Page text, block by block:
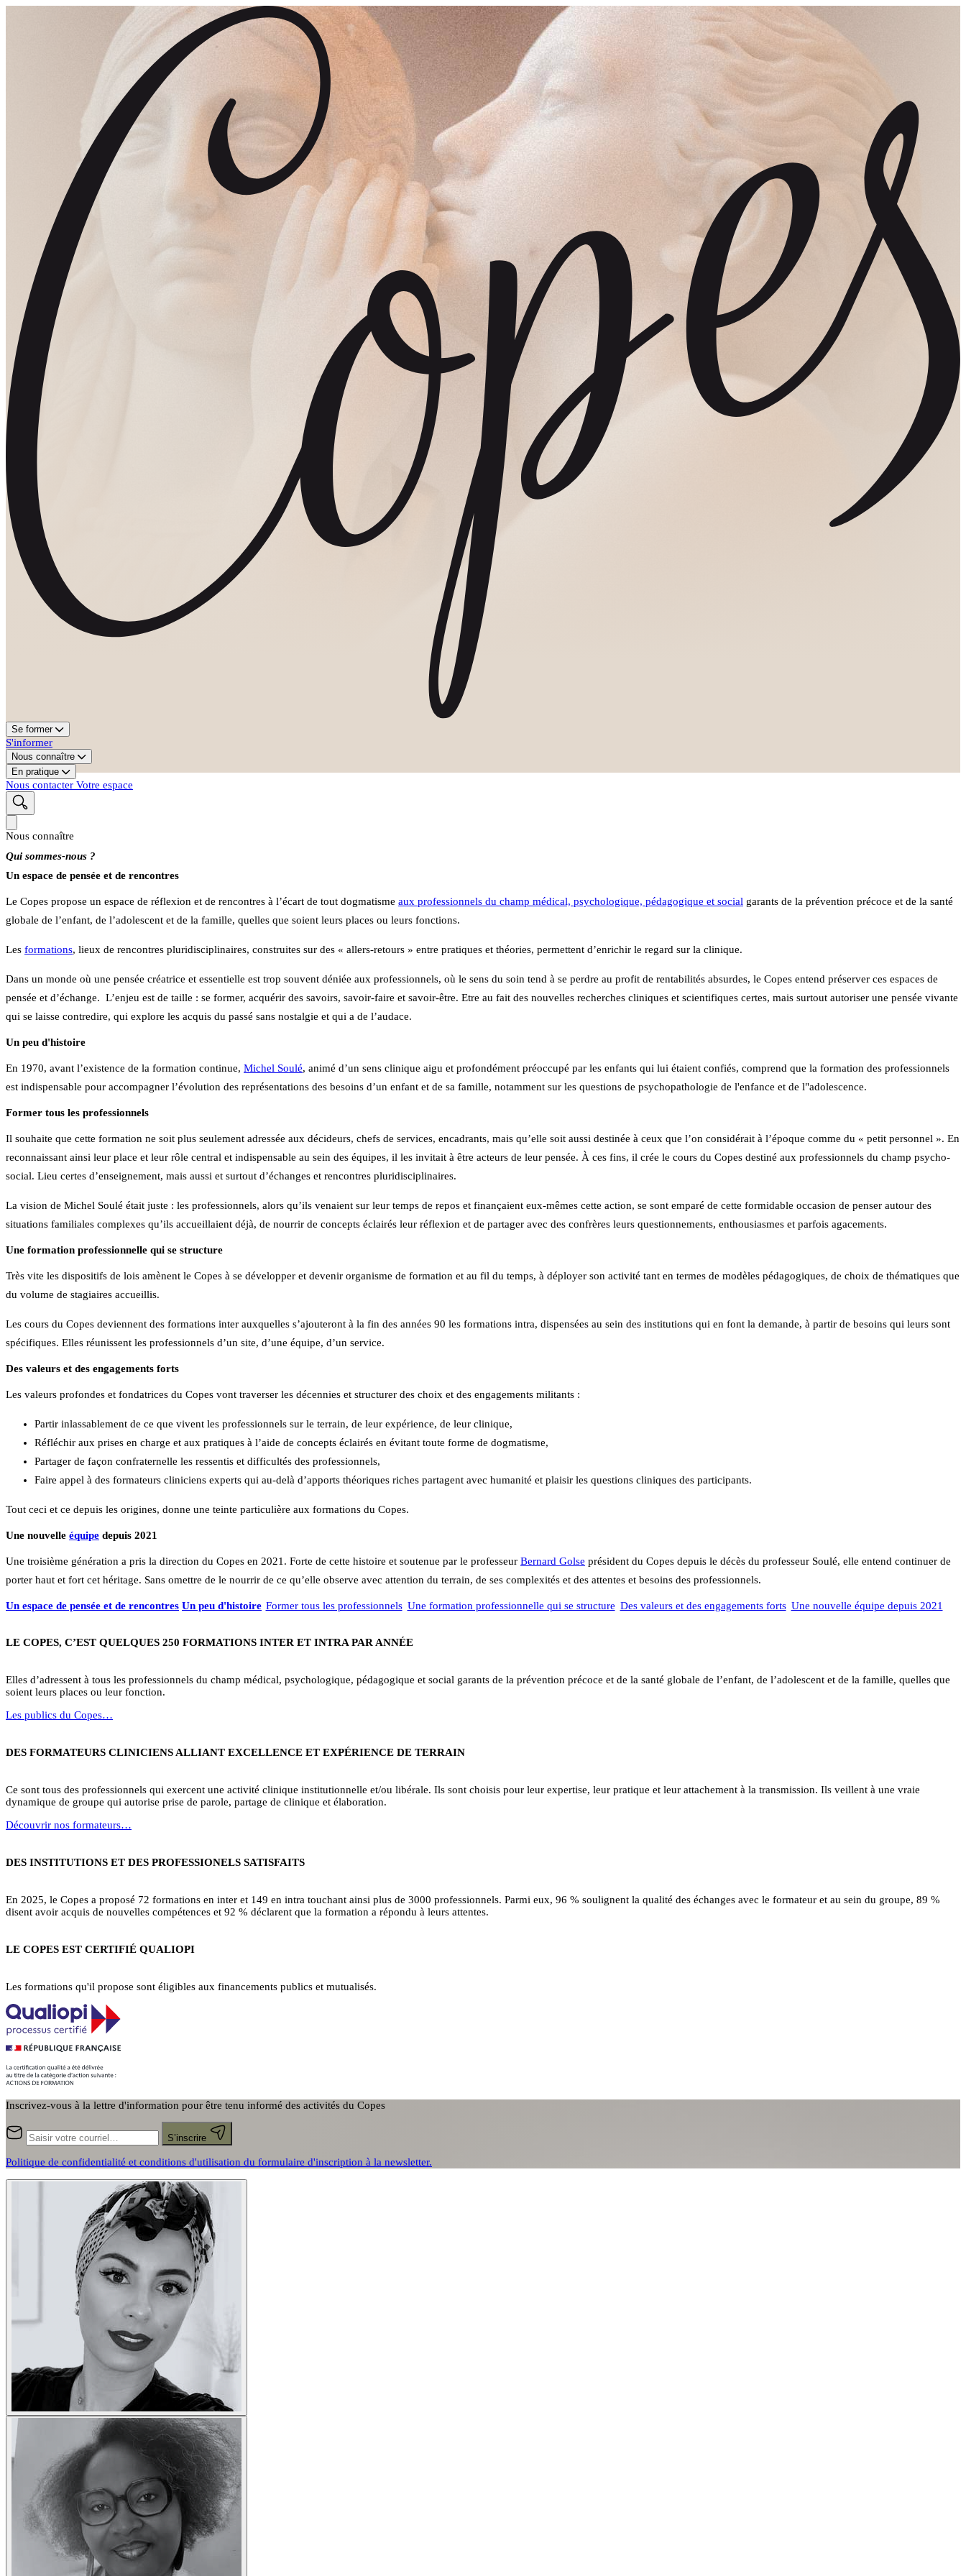
Se former
S'informer
Nous connaître
En pratique
Nous contacter Votre espace
Nous connaître
Qui sommes-nous ?
Un espace de pensée et de rencontres
Le Copes propose un espace de réflexion et de rencontres à l’écart de tout dogmatisme aux professionnels du champ médical, psychologique, pédagogique et social garants de la prévention précoce et de la santé
globale de l’enfant, de l’adolescent et de la famille, quelles que soient leurs places ou leurs fonctions.
Les formations, lieux de rencontres pluridisciplinaires, construites sur des « allers-retours » entre pratiques et théories, permettent d’enrichir le regard sur la clinique.
Dans un monde où une pensée créatrice et essentielle est trop souvent déniée aux professionnels, où le sens du soin tend à se perdre au profit de rentabilités absurdes, le Copes entend préserver ces espaces de
pensée et d’échange. L’enjeu est de taille : se former, acquérir des savoirs, savoir-faire et savoir-être. Etre au fait des nouvelles recherches cliniques et scientifiques certes, mais surtout autoriser une pensée vivante
qui se laisse contredire, qui explore les acquis du passé sans nostalgie et qui a de l’audace.
Un peu d'histoire
En 1970, avant l’existence de la formation continue, Michel Soulé, animé d’un sens clinique aigu et profondément préoccupé par les enfants qui lui étaient confiés, comprend que la formation des professionnels
est indispensable pour accompagner l’évolution des représentations des besoins d’un enfant et de sa famille, notamment sur les questions de psychopathologie de l'enfance et de l"adolescence.
Former tous les professionnels
Il souhaite que cette formation ne soit plus seulement adressée aux décideurs, chefs de services, encadrants, mais qu’elle soit aussi destinée à ceux que l’on considérait à l’époque comme du « petit personnel ». En
reconnaissant ainsi leur place et leur rôle central et indispensable au sein des équipes, il les invitait à être acteurs de leur pensée. À ces fins, il crée le cours du Copes destiné aux professionnels du champ psycho-
social. Lieu certes d’enseignement, mais aussi et surtout d’échanges et rencontres pluridisciplinaires.
La vision de Michel Soulé était juste : les professionnels, alors qu’ils venaient sur leur temps de repos et finançaient eux-mêmes cette action, se sont emparé de cette formidable occasion de penser autour des
situations familiales complexes qu’ils accueillaient déjà, de nourrir de concepts éclairés leur réflexion et de partager avec des confrères leurs questionnements, enthousiasmes et parfois agacements.
Une formation professionnelle qui se structure
Très vite les dispositifs de lois amènent le Copes à se développer et devenir organisme de formation et au fil du temps, à déployer son activité tant en termes de modèles pédagogiques, de choix de thématiques que
du volume de stagiaires accueillis.
Les cours du Copes deviennent des formations inter auxquelles s’ajouteront à la fin des années 90 les formations intra, dispensées au sein des institutions qui en font la demande, à partir de besoins qui leurs sont
spécifiques. Elles réunissent les professionnels d’un site, d’une équipe, d’un service.
Des valeurs et des engagements forts
Les valeurs profondes et fondatrices du Copes vont traverser les décennies et structurer des choix et des engagements militants :
Partir inlassablement de ce que vivent les professionnels sur le terrain, de leur expérience, de leur clinique,
Réfléchir aux prises en charge et aux pratiques à l’aide de concepts éclairés en évitant toute forme de dogmatisme,
Partager de façon confraternelle les ressentis et difficultés des professionnels,
Faire appel à des formateurs cliniciens experts qui au-delà d’apports théoriques riches partagent avec humanité et plaisir les questions cliniques des participants.
Tout ceci et ce depuis les origines, donne une teinte particulière aux formations du Copes.
Une nouvelle équipe depuis 2021
Une troisième génération a pris la direction du Copes en 2021. Forte de cette histoire et soutenue par le professeur Bernard Golse président du Copes depuis le décès du professeur Soulé, elle entend continuer de
porter haut et fort cet héritage. Sans omettre de le nourrir de ce qu’elle observe avec attention du terrain, de ses complexités et des attentes et besoins des professionnels.
Un espace de pensée et de rencontres Un peu d'histoire Former tous les professionnels Une formation professionnelle qui se structure Des valeurs et des engagements forts Une nouvelle équipe depuis 2021
LE COPES, C’EST QUELQUES 250 FORMATIONS INTER ET INTRA PAR ANNÉE
Elles d’adressent à tous les professionnels du champ médical, psychologique, pédagogique et social garants de la prévention précoce et de la santé globale de l’enfant, de l’adolescent et de la famille, quelles que
soient leurs places ou leur fonction.
Les publics du Copes…
DES FORMATEURS CLINICIENS ALLIANT EXCELLENCE ET EXPÉRIENCE DE TERRAIN
Ce sont tous des professionnels qui exercent une activité clinique institutionnelle et/ou libérale. Ils sont choisis pour leur expertise, leur pratique et leur attachement à la transmission. Ils veillent à une vraie
dynamique de groupe qui autorise prise de parole, partage de clinique et élaboration.
Découvrir nos formateurs…
DES INSTITUTIONS ET DES PROFESSIONELS SATISFAITS
En 2025, le Copes a proposé 72 formations en inter et 149 en intra touchant ainsi plus de 3000 professionnels. Parmi eux, 96 % soulignent la qualité des échanges avec le formateur et au sein du groupe, 89 %
disent avoir acquis de nouvelles compétences et 92 % déclarent que la formation a répondu à leurs attentes.
LE COPES EST CERTIFIÉ QUALIOPI
Les formations qu'il propose sont éligibles aux financements publics et mutualisés.
Inscrivez-vous à la lettre d'information pour être tenu informé des activités du Copes
S’inscrire
Politique de confidentialité et conditions d'utilisation du formulaire d'inscription à la newsletter.